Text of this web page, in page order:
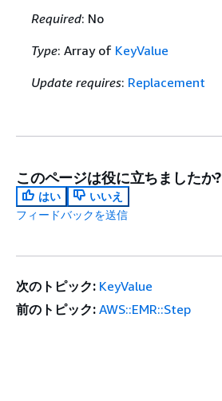
Required: No
Type: Array of KeyValue
Update requires: Replacement
このページは役に立ちましたか?
はい
いいえ
フィードバックを送信
次のトピック: KeyValue
前のトピック: AWS::EMR::Step